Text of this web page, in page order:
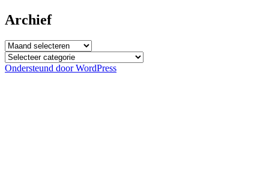
Archief
Archief
Categorieën
Ondersteund door WordPress